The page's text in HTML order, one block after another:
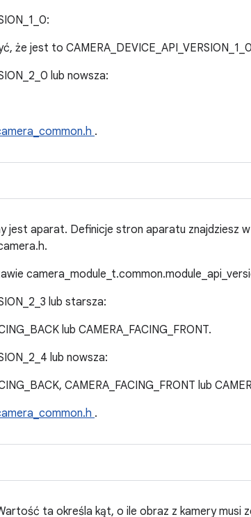
że jest to
lub nowsza:
.
jest aparat. Definicje stron aparatu znajdziesz w
lub starsza:
lub CAMERA_FACING_FRONT.
lub nowsza:
CAMERA_FACING_FRONT lub
.
ta określa kąt, o ile obraz z kamery musi